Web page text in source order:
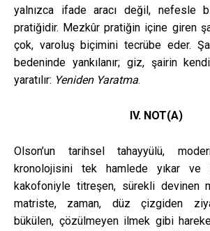
yalnızca ifade aracı değil, nefesle
pratiğidir. Mezkûr pratiğin içine giren
çok, varoluş biçimini tecrübe eder.
bedeninde yankılanır; giz, şairin
yaratılır: Yeniden Yaratma.
IV. NOT(A)
Olson’un tarihsel tahayyülü,
kronolojisini tek hamlede yıkar
kakofoniyle titreşen, sürekli devinen
matriste, zaman, düz çizgiden
bükülen, çözülmeyen ilmek gibi